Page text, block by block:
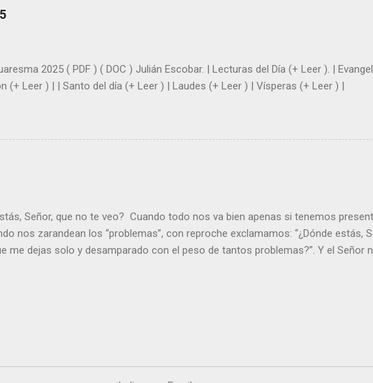
super hombre? - ¿Superas tu fragilidad con la gracia de Dios? Julián
2025 ( PDF ) ( DOC ) Julián Escobar. | Lecturas del Día (+ Leer ). |
(+ Leer ) | | Santo del día (+ Leer ) | Laudes (+ Leer ) | Vísperas (+ Leer ) |
Señor, que no te veo? Cuando todo nos va bien apenas si tenemos
nos zarandean los “problemas”, con reproche exclamamos: “¿Dónde estás,
me dejas solo y desamparado con el peso de tantos problemas?”. Y el Señor
tus problemas y no gozas de la vida. ¿Cómo puedes creer que Yo dejo a
el odio? Si es así, es que Cristo te ha acariciado con su Resurrecc...